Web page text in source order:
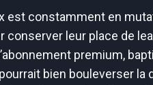
est constamment en
leur place de
premium,
bien bouleverser